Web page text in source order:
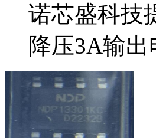
诺芯盛科技
降压3A输